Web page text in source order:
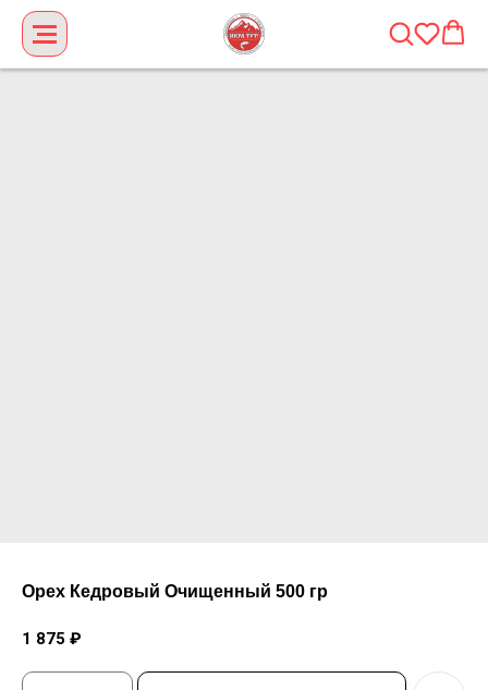
Орех Кедровый Очищенный 500 гр
1 875 ₽